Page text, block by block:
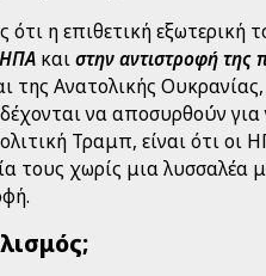
η επιθετική εξωτερική
ΗΠΑ καιστην αντιστροφή της
της Ανατολικής
να αποσυρθούν για
Τραμπ, είναι ότι οι
τους χωρίς μια λυσσαλέα